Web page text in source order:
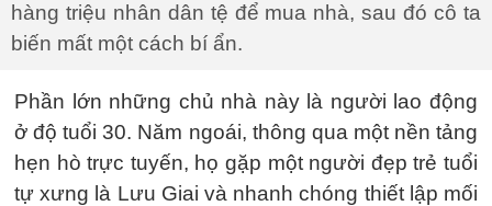
hàng triệu nhân dân tệ để mua nhà, sau đó cô ta
biến mất một cách bí ẩn.
Phần lớn những chủ nhà này là người lao động
ở độ tuổi 30. Năm ngoái, thông qua một nền tảng
hẹn hò trực tuyến, họ gặp một người đẹp trẻ tuổi
tự xưng là Lưu Giai và nhanh chóng thiết lập mối